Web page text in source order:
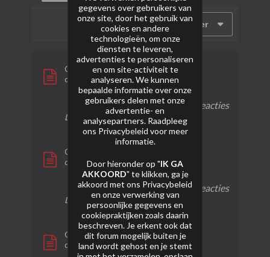
Filter
Crackling tail to Golden Wave
door
Breudje
0 reacties38 weergaven 0 reacties
Laatste bericht 31-01-2024, 23:34
Crackling tail to silver star
door
Breudje
0 reacties27 weergaven0 reacties
Laatste bericht31-01-2024, 23:30
Golden tail to crackling
doorBreudje
gegevens over gebruikers van
onze site, door het gebruik van
cookies en andere
technologieën, om onze
diensten te leveren,
advertenties te personaliseren
en om site-activiteit te
analyseren. We kunnen
bepaalde informatie over onze
gebruikers delen met onze
advertentie- en
analysepartners. Raadpleeg
ons Privacybeleid voor meer
informatie.
Door hieronder op "IK GA
AKKOORD" te klikken, ga je
akkoord met ons Privacybeleid
en onze verwerking van
persoonlijke gegevens en
cookiepraktijken zoals daarin
beschreven. Je erkent ook dat
dit forum mogelijk buiten je
land wordt gehost en je stemt